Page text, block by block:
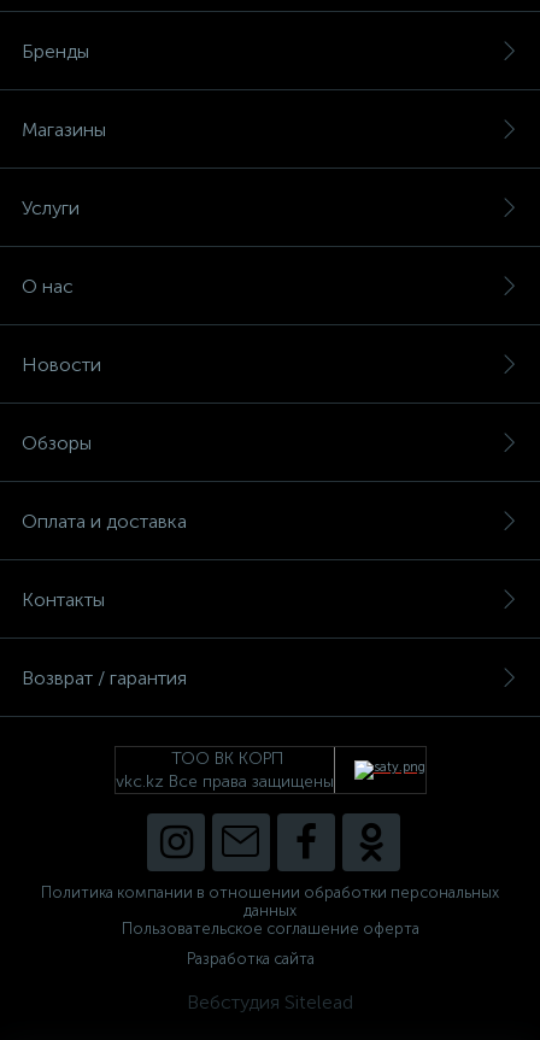
Бренды
Магазины
Услуги
О нас
Новости
Обзоры
Оплата и доставка
Контакты
Возврат / гарантия
ТОО ВК КОРП
vkc.kz Все права защищены
Политика компании в отношении обработки персональных
данных
Пользовательское соглашение оферта
Разработка сайта
Вебстудия Sitelead